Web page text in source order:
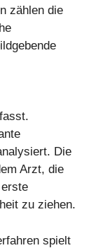
zählen die
Die
Arzt, die
zu ziehen.
spielt